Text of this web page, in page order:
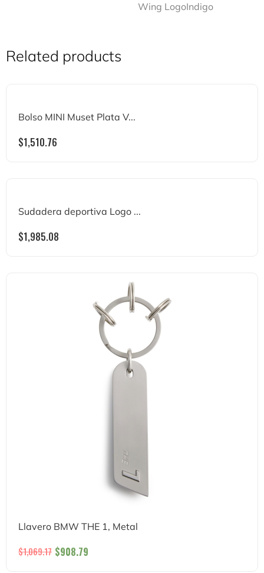
Wing LogoIndigo
Related products
Bolso MINI Muset Plata V...
$1,510.76
Sudadera deportiva Logo ...
$1,985.08
Llavero BMW THE 1, Metal
$1,069.17 $908.79